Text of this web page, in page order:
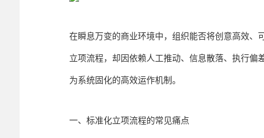
在瞬息万变的商业环境中，组织能否将创意高效、
立项流程，却因依赖人工推动、信息散落、执行偏
为系统固化的高效运作机制。
一、标准化立项流程的常见痛点